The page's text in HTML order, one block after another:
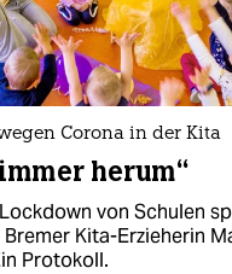
Corona in der Kita
herum“
von Schulen
Kita-Erzieherin
Protokoll.